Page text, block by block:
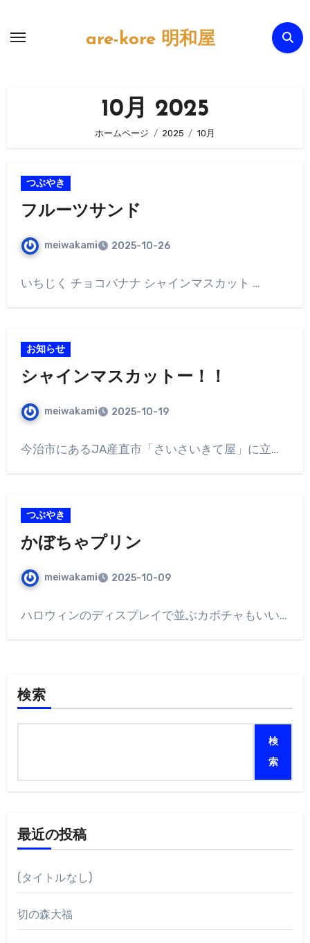
are-kore 明和屋
10月 2025
ホームページ 2025 10月
つぶやき
フルーツサンド
meiwakami 2025-10-26
いちじく チョコバナナ シャインマスカット …
お知らせ
シャインマスカットー！！
meiwakami 2025-10-19
今治市にあるJA産直市「さいさいきて屋」に立…
つぶやき
かぼちゃプリン
meiwakami 2025-10-09
ハロウィンのディスプレイで並ぶカボチャもいい…
検索
検
索
最近の投稿
(タイトルなし)
切の森大福